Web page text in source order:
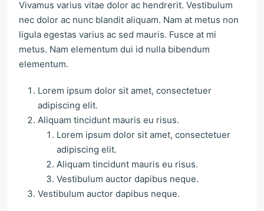
Vivamus varius vitae dolor ac hendrerit. Vestibulum
nec dolor ac nunc blandit aliquam. Nam at metus non
ligula egestas varius ac sed mauris. Fusce at mi
metus. Nam elementum dui id nulla bibendum
elementum.
Lorem ipsum dolor sit amet, consectetuer
adipiscing elit.
Aliquam tincidunt mauris eu risus.
Lorem ipsum dolor sit amet, consectetuer
adipiscing elit.
Aliquam tincidunt mauris eu risus.
Vestibulum auctor dapibus neque.
Vestibulum auctor dapibus neque.